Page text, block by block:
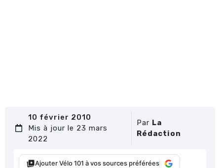
10 février 2010
Mis à jour le 23 mars
2022
Par La
Rédaction
Ajouter Vélo 101 à vos sources préférées